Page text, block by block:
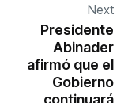
Next
Presidente
Abinader
afirmó que el
Gobierno
continuará